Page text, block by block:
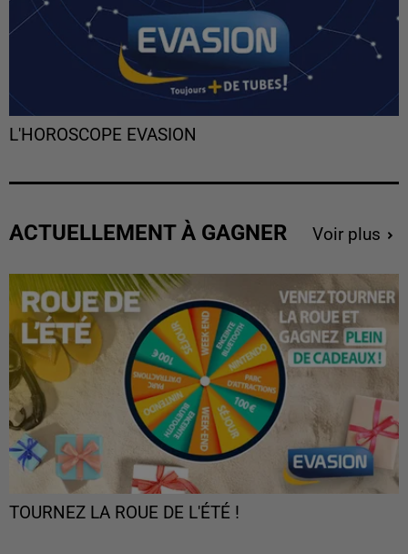
L'HOROSCOPE EVASION
ACTUELLEMENT À GAGNER Voir plus
TOURNEZ LA ROUE DE L'ÉTÉ !